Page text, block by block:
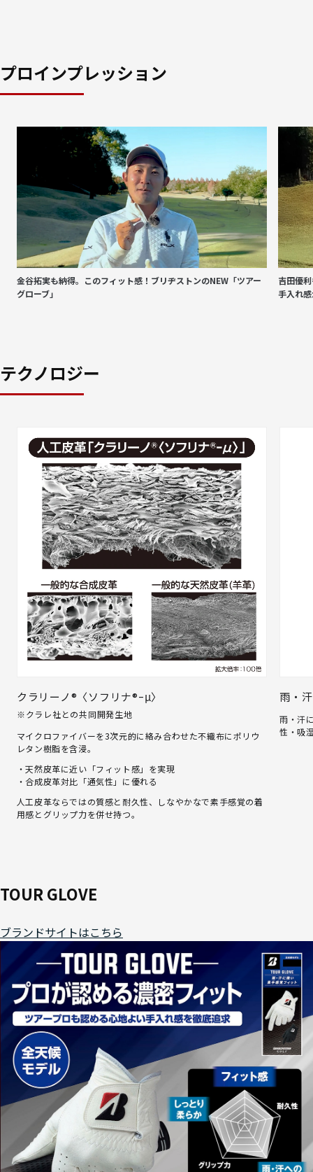
プロインプレッション
金谷拓実も納得。このフィット感！ブリヂストンのNEW「ツアー
グローブ」
吉田優
手入れ
テクノロジー
クラリーノ®〈ソフリナ®ｰμ〉
※クラレ社との共同開発生地
マイクロファイバーを3次元的に絡み合わせた不織布にポリウ
レタン樹脂を含浸。
・天然皮革に近い「フィット感」を実現
・合成皮革対比「通気性」に優れる
人工皮革ならではの質感と耐久性、しなやかなで素手感覚の着
用感とグリップ力を併せ持つ。
雨・
雨・汗
性・吸
TOUR GLOVE
ブランドサイトはこちら